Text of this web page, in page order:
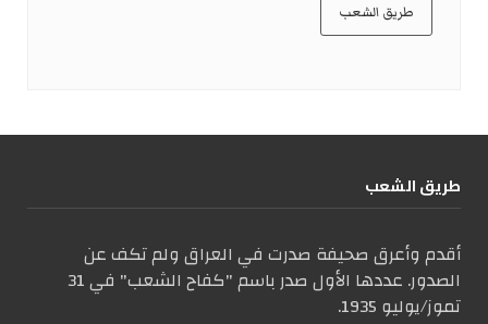
طريق الشعب
طریق الشعب
أقدم وأعرق صحيفة صدرت في العراق ولم تكف عن
الصدور. عددها الأول صدر باسم "كفاح الشعب" في 31
تموز/يوليو 1935.